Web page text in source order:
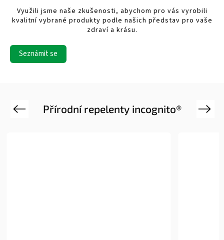
Využili jsme naše zkušenosti, abychom pro vás vyrobili
kvalitní vybrané produkty podle našich představ pro vaše
zdraví a krásu.
Seznámit se
Přírodní repelenty incognito®
Previous Next